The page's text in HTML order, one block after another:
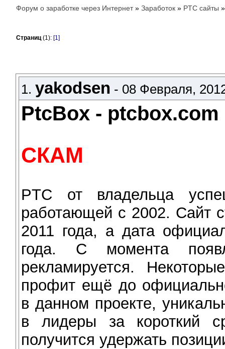
Форум о заработке через Интернет»Заработок » PTC сайты
Страниц(1): [1]
1.yakodsen - 08 Февраля,
PtcBox - ptcbox.com
СКАМ
PTC от владельца
работающей с 2002. Сайт
2011 года, а дата
года. С момента
рекламируется.
профит ещё до
в данном проекте,
в лидеры за короткий
получится удержать